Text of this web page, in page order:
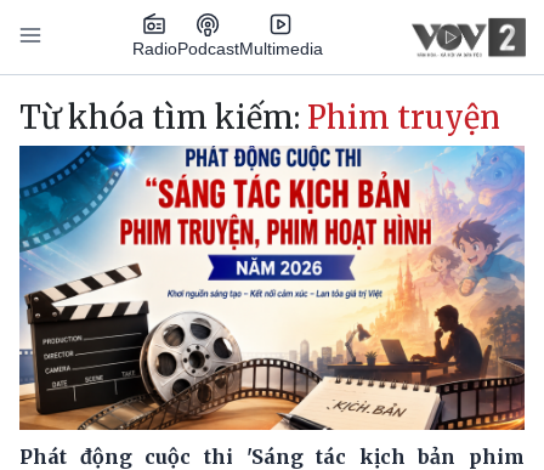
Nhảy đến nội dung
RadioPodcastMultimedia
Main navigation
Từ khóa tìm kiếm: Phim truyện
Phát động cuộc thi 'Sáng tác kịch bản phim